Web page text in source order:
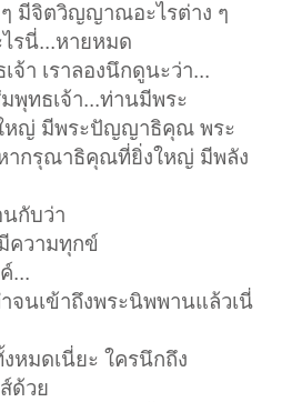
มีจิตวิญญาณอะไรต่าง ๆ
รนี่...หายหมด
จ้า เราลองนึกดูนะว่า...
พุทธเจ้า...ท่านมีพระ
หญ่ มีพระปัญญาธิคุณ พระ
ากรุณาธิคุณที่ยิ่งใหญ่ มีพลัง
กับว่า
ความทุกข์
...
นเข้าถึงพระนิพพานแล้วเนี่
หมดเนี่ยะ ใครนึกถึง
ด้วย